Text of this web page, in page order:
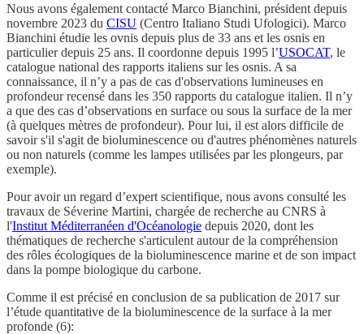
Nous avons également contacté Marco Bianchini, président depuis
novembre 2023 du CISU (Centro Italiano Studi Ufologici). Marco
Bianchini étudie les ovnis depuis plus de 33 ans et les osnis en
particulier depuis 25 ans. Il coordonne depuis 1995 l’USOCAT, le
catalogue national des rapports italiens sur les osnis. A sa
connaissance, il n’y a pas de cas d'observations lumineuses en
profondeur recensé dans les 350 rapports du catalogue italien. Il n’y
a que des cas d’observations en surface ou sous la surface de la mer
(à quelques mètres de profondeur). Pour lui, il est alors difficile de
savoir s'il s'agit de bioluminescence ou d'autres phénomènes naturels
ou non naturels (comme les lampes utilisées par les plongeurs, par
exemple).
Pour avoir un regard d’expert scientifique, nous avons consulté les
travaux de Séverine Martini, chargée de recherche au CNRS à
l'Institut Méditerranéen d'Océanologie depuis 2020, dont les
thématiques de recherche s'articulent autour de la compréhension
des rôles écologiques de la bioluminescence marine et de son impact
dans la pompe biologique du carbone.
Comme il est précisé en conclusion de sa publication de 2017 sur
l’étude quantitative de la bioluminescence de la surface à la mer
profonde (6):